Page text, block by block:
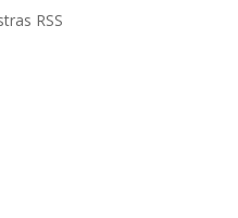
RSS